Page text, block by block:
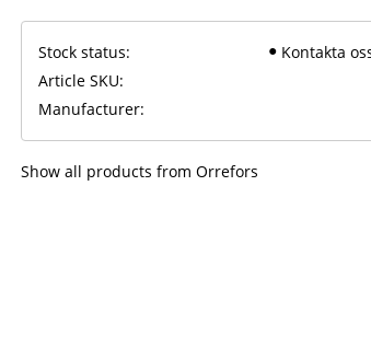
Stock status
Kontakta
Article SKU
Manufacturer
Show all products from Orrefors